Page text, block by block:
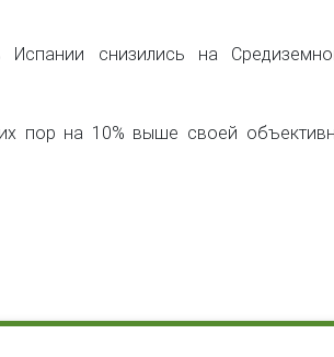
снизились на
пор на 10% выше своей